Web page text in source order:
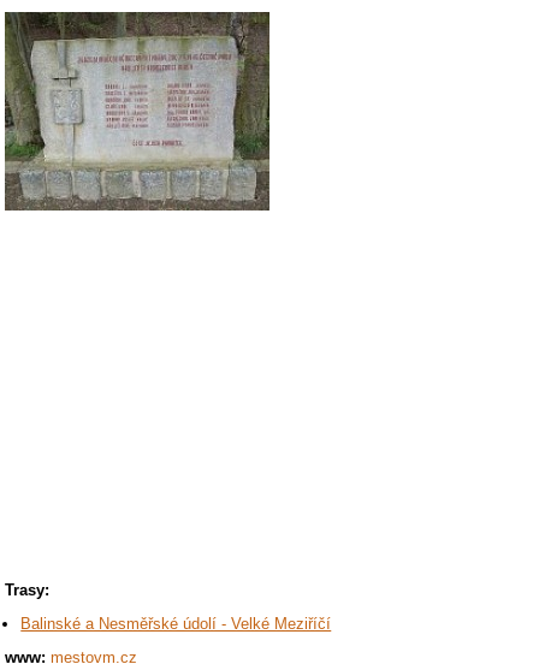
Trasy:
Balinské a Nesměřské údolí - Velké Meziříčí
www: mestovm.cz